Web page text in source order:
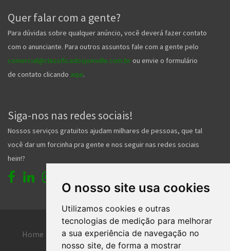
O nosso site usa cookies
Utilizamos cookies e outras
tecnologias de medição para melhorar
a sua experiência de navegação no
nosso site, de forma a mostrar
Quer falar com a gente?
Para dúvidas sobre qualquer anúncio, você deverá fazer contato
com o anunciante. Para outros assuntos fale com a gente pelo
comercial@classificadosjoinville.com.br ou envie o formulário
de contato clicando aqui.
Siga-nos nas redes sociais!
Nossos serviços gratuitos ajudam milhares de pessoas, que tal
você dar um forcinha pra gente e nos seguir nas redes sociais
hein!?
Home Entrar Faça seu cadastro